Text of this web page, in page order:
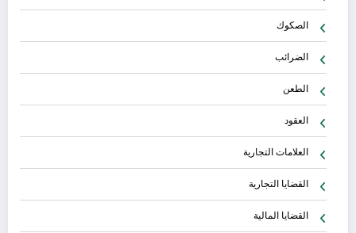
الصكوك
الضرائب
الطعن
العقود
العلامات التجارية
القضايا التجارية
القضايا المالية